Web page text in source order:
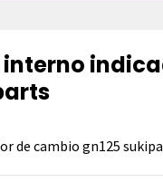
de cambio gn125